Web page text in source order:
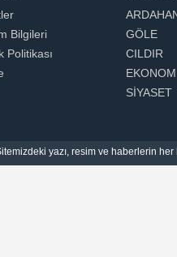
Bilgileri
Politikası
GÖLE
CILDIR
SİYASET
yazı, resim ve haberlerin her